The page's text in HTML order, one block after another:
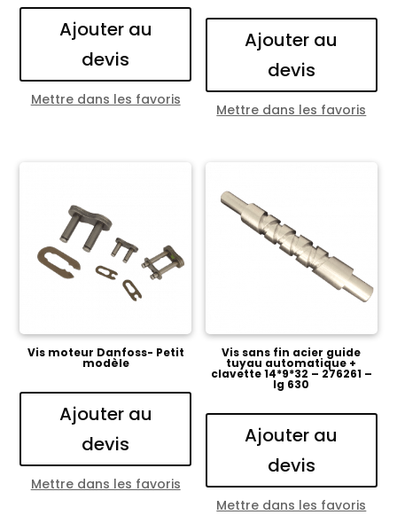
Ajouter au
devis
Mettre dans les favoris
Ajouter au
devis
Mettre dans les favoris
Vis moteur Danfoss- Petit
modèle
Ajouter au
devis
Mettre dans les favoris
Vis sans fin acier guide
tuyau automatique +
clavette 14*9*32 – 276261 –
lg 630
Ajouter au
devis
Mettre dans les favoris